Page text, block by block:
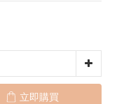
立即購買